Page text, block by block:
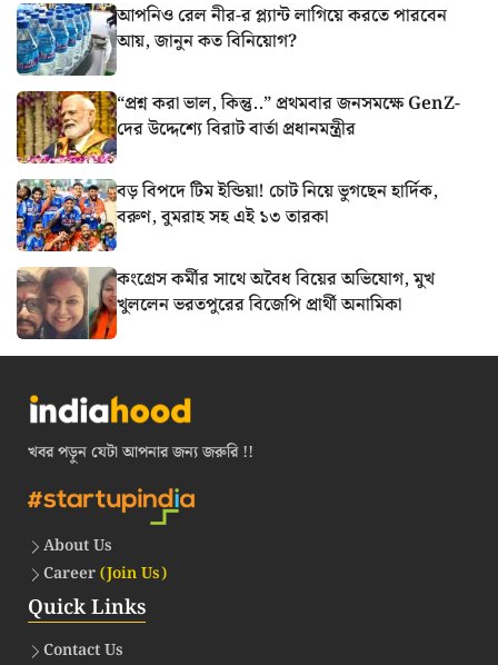
আপনিও রেল নীর-র প্ল্যান্ট লাগিয়ে করতে পারবেন
আয়, জানুন কত বিনিয়োগ?
“প্রশ্ন করা ভাল, কিন্তু..” প্রথমবার জনসমক্ষে GenZ-
দের উদ্দেশ্যে বিরাট বার্তা প্রধানমন্ত্রীর
বড় বিপদে টিম ইন্ডিয়া! চোট নিয়ে ভুগছেন হার্দিক,
বরুণ, বুমরাহ সহ এই ১৩ তারকা
কংগ্রেস কর্মীর সাথে অবৈধ বিয়ের অভিযোগ, মুখ
খুললেন ভরতপুরের বিজেপি প্রার্থী অনামিকা
খবর পড়ুন যেটা আপনার জন্য জরুরি !!
About Us
Career(Join Us)
Quick Links
Contact Us